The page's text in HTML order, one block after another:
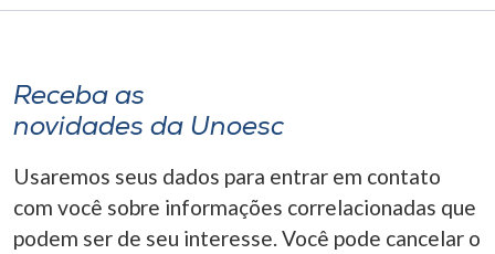
Receba as
novidades da Unoesc
Usaremos seus dados para entrar em contato
com você sobre informações correlacionadas que
podem ser de seu interesse. Você pode cancelar o